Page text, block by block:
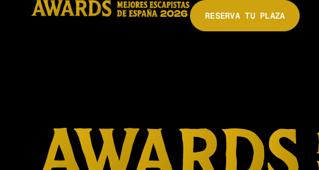
RESERVA TU PLAZA
Liberad a Doby